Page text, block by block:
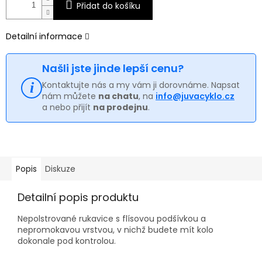
Přidat do košíku
Detailní informace
Našli jste jinde lepší cenu?
Kontaktujte nás a my vám ji dorovnáme. Napsat
nám můžete na chatu, na info@juvacyklo.cz
a nebo přijít na prodejnu.
Popis Diskuze
Detailní popis produktu
Nepolstrované rukavice s flísovou podšívkou a
nepromokavou vrstvou, v nichž budete mít kolo
dokonale pod kontrolou.